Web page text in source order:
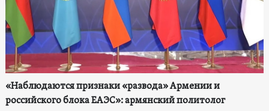
«Наблюдаются признаки «развода» Армении и
российского блока ЕАЭС»: армянский политолог